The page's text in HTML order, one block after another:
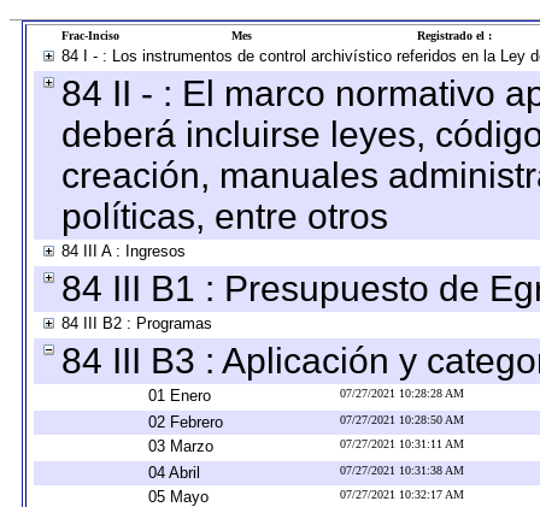
Frac-Inciso Mes Registrado el :
84 I - : Los instrumentos de control archivístico referidos en la Ley
84 II - : El marco normativo
deberá incluirse leyes,
creación, manuales
políticas, entre otros
84 III A : Ingresos
84 III B1 : Presupuesto de
84 III B2 : Programas
84 III B3 : Aplicación y
01 Enero 07/27/2021 10:28:28 AM
02 Febrero 07/27/2021 10:28:50 AM
03 Marzo 07/27/2021 10:31:11 AM
04 Abril 07/27/2021 10:31:38 AM
05 Mayo 07/27/2021 10:32:17 AM